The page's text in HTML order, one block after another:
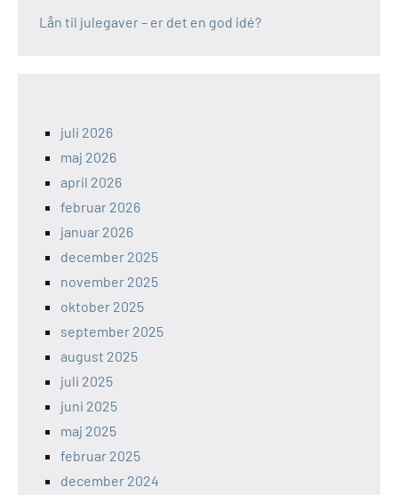
Lån til julegaver – er det en god idé?
juli 2026
maj 2026
april 2026
februar 2026
januar 2026
december 2025
november 2025
oktober 2025
september 2025
august 2025
juli 2025
juni 2025
maj 2025
februar 2025
december 2024